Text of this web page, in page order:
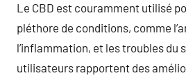
Le CBD est couramment utilisé
pléthore de conditions, comme
l’inflammation, et les troubles du
utilisateurs rapportent des